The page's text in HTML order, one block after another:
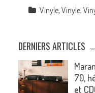
Vinyle, Vinyle,
DERNIERS ARTICLES
70,
et